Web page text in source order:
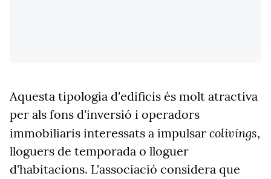
Aquesta tipologia d'edificis és molt atractiva
per als fons d'inversió i operadors
immobiliaris interessats a impulsar colivings,
lloguers de temporada o lloguer
d'habitacions. L'associació considera que